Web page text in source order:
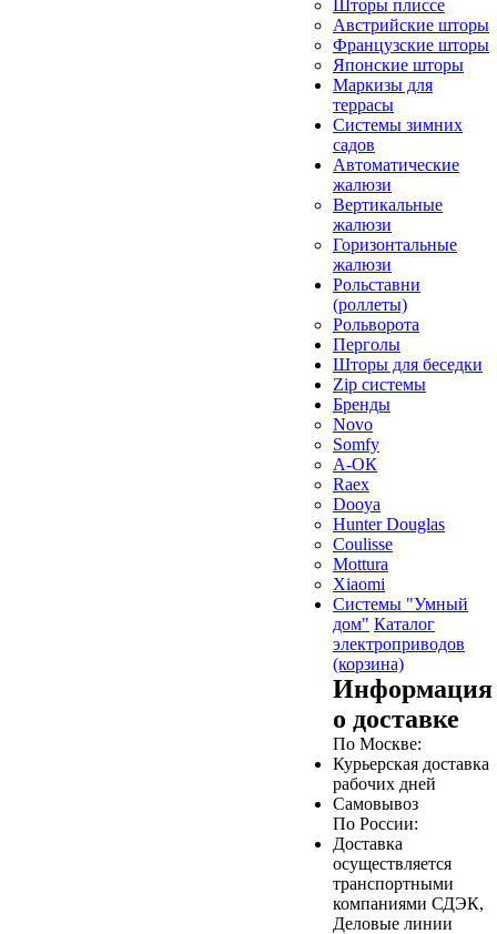
Шторы плиссе
Австрийские шторы
Французские шторы
Японские шторы
Маркизы для
террасы
Системы зимних
садов
Автоматические
жалюзи
Вертикальные
жалюзи
Горизонтальные
жалюзи
Рольставни
(роллеты)
Рольворота
Перголы
Шторы для беседки
Zip системы
Бренды
Novo
Somfy
А-ОК
Raex
Dooya
Hunter Douglas
Coulisse
Mottura
Xiaomi
Системы "Умный
дом" Каталог
электроприводов
(корзина)
Информация
о доставке
По Москве:
Курьерская доставка
рабочих дней
Самовывоз
По России:
Доставка
осуществляется
транспортными
компаниями СДЭК,
Деловые линии